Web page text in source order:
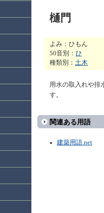
樋門
よみ：ひもん
50音別： ひ
種類別： 土木
用水の取入れや排
す。
関連ある用語
建築用語.net